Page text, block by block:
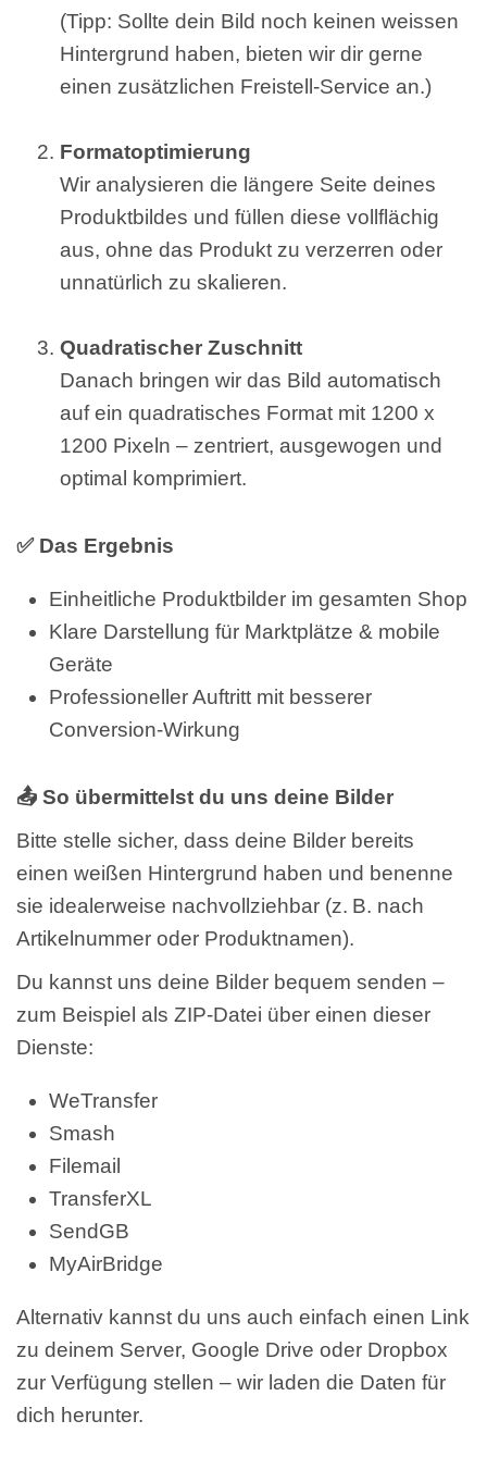
(Tipp: Sollte dein Bild noch keinen weissen
Hintergrund haben, bieten wir dir gerne
einen zusätzlichen Freistell-Service an.)
Formatoptimierung
Wir analysieren die längere Seite deines
Produktbildes und füllen diese vollflächig
aus, ohne das Produkt zu verzerren oder
unnatürlich zu skalieren.
Quadratischer Zuschnitt
Danach bringen wir das Bild automatisch
auf ein quadratisches Format mit 1200 x
1200 Pixeln – zentriert, ausgewogen und
optimal komprimiert.
✅ Das Ergebnis
Einheitliche Produktbilder im gesamten Shop
Klare Darstellung für Marktplätze & mobile
Geräte
Professioneller Auftritt mit besserer
Conversion-Wirkung
📤 So übermittelst du uns deine Bilder
Bitte stelle sicher, dass deine Bilder bereits
einen weißen Hintergrund haben und benenne
sie idealerweise nachvollziehbar (z. B. nach
Artikelnummer oder Produktnamen).
Du kannst uns deine Bilder bequem senden –
zum Beispiel als ZIP-Datei über einen dieser
Dienste:
WeTransfer
Smash
Filemail
TransferXL
SendGB
MyAirBridge
Alternativ kannst du uns auch einfach einen Link
zu deinem Server, Google Drive oder Dropbox
zur Verfügung stellen – wir laden die Daten für
dich herunter.